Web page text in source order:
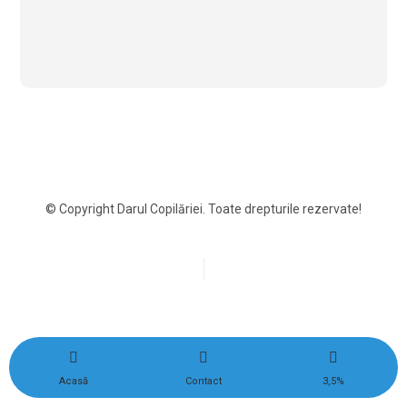
© Copyright Darul Copilăriei. Toate drepturile rezervate!
Acasă Contact 3,5%